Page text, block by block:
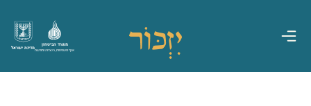
מדינת ישראל
משרד הביטחון
אגף משפחות, הנצחה ומורשת